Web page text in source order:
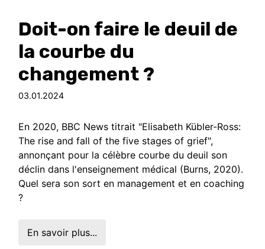
Doit-on faire le deuil de
la courbe du
changement ?
03.01.2024
En 2020, BBC News titrait "Elisabeth Kübler-Ross:
The rise and fall of the five stages of grief",
annonçant pour la célèbre courbe du deuil son
déclin dans l'enseignement médical (Burns, 2020).
Quel sera son sort en management et en coaching
?
En savoir plus...